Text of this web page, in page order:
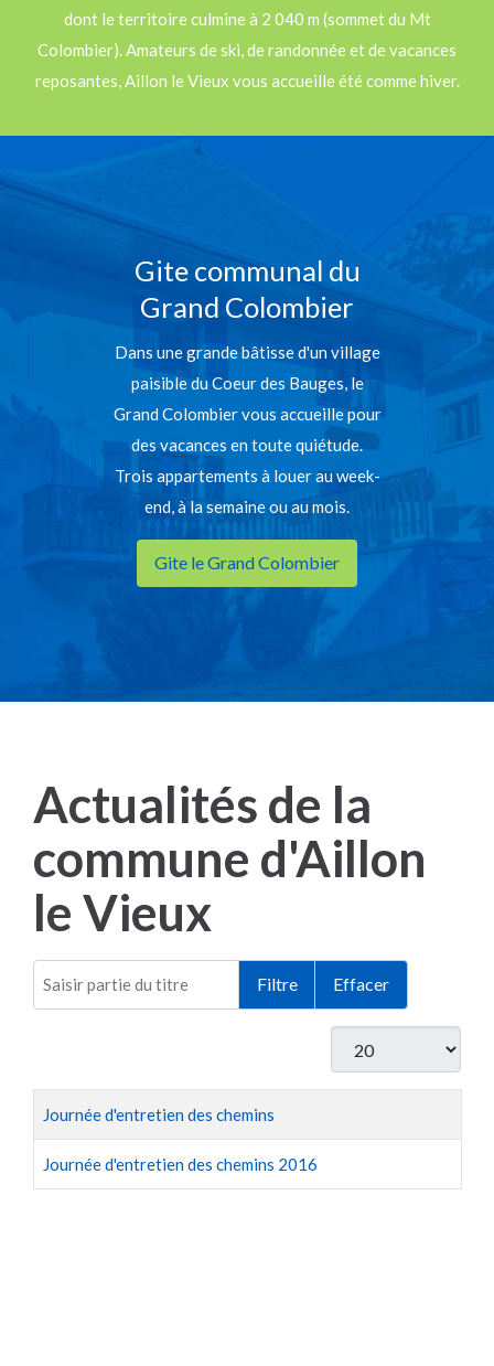
dont le territoire culmine à 2 040 m (sommet du Mt
Colombier). Amateurs de ski, de randonnée et de vacances
reposantes, Aillon le Vieux vous accueille été comme hiver.
Gite communal du
Grand Colombier
Dans une grande bâtisse d'un village
paisible du Coeur des Bauges, le
Grand Colombier vous accueille pour
des vacances en toute quiétude.
Trois appartements à louer au week-
end, à la semaine ou au mois.
Gite le Grand Colombier
Actualités de la
commune d'Aillon
le Vieux
Saisir partie du titre Filtre Effacer
Afficher #
Titre
Journée d'entretien des chemins
Journée d'entretien des chemins 2016